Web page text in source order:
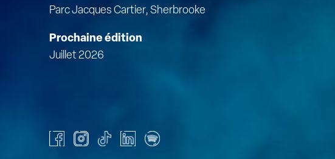
Parc Jacques Cartier, Sherbrooke
Prochaine édition
Juillet 2026